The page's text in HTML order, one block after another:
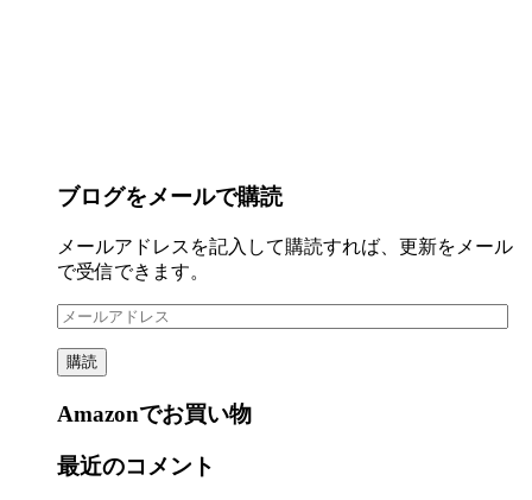
ブログをメールで購読
メールアドレスを記入して購読すれば、更新をメール
で受信できます。
メ
ル
ド
ス
購読
Amazonでお買い物
最近のコメント